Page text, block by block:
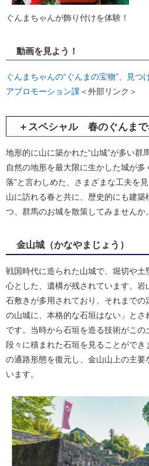
ぐんまちゃんが飾り付けを体験！
動画を見よう！
ぐんまちゃんの“ぐんまの宝物”、見つ
アプロモーション課 ＜外部リンク＞
＋スペシャル 春のぐんま
地形的に山に築かれた“山城”が多い群
自然の地形を最大限に生かした城が多
落”と言わしめた、さまざまな工夫を見
山に訪れる春と共に、歴史的にも建
つ、群馬のお城を散策してみませんか。
金山城（かなやまじょう）
戦国時代に造られた山城で、堀切や土
心とした、遺構が残されています。
石敷きが多用されており、それまで
の山城に、本格的な石垣はない」と
です。当時から石垣を造る技術がこの
段々に積まれた石垣を見ることがで
の通路形態を復元し、金山山上の主
います。